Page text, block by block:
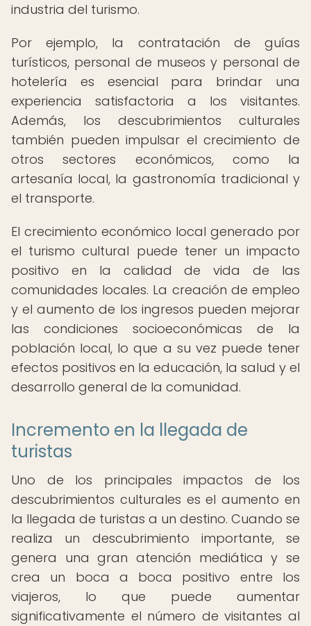
industria del turismo.
Por ejemplo, la contratación de guías
turísticos, personal de museos y personal de
hotelería es esencial para brindar una
experiencia satisfactoria a los visitantes.
Además, los descubrimientos culturales
también pueden impulsar el crecimiento de
otros sectores económicos, como la
artesanía local, la gastronomía tradicional y
el transporte.
El crecimiento económico local generado por
el turismo cultural puede tener un impacto
positivo en la calidad de vida de las
comunidades locales. La creación de empleo
y el aumento de los ingresos pueden mejorar
las condiciones socioeconómicas de la
población local, lo que a su vez puede tener
efectos positivos en la educación, la salud y el
desarrollo general de la comunidad.
Incremento en la llegada de
turistas
Uno de los principales impactos de los
descubrimientos culturales es el aumento en
la llegada de turistas a un destino. Cuando se
realiza un descubrimiento importante, se
genera una gran atención mediática y se
crea un boca a boca positivo entre los
viajeros, lo que puede aumentar
significativamente el número de visitantes al